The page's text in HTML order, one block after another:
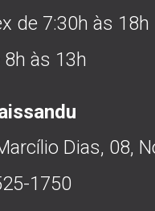
de 7:30h às 18h
8h às 13h
Dias, 08,
1750